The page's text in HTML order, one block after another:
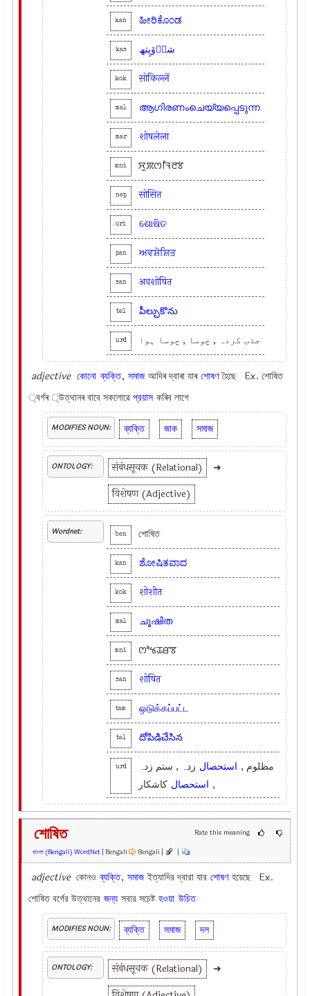
kan ಹೀರಿಕೊಂಡ
kas شرٛوٚپِتھ
kok सोकिल्लें
mal ആഗിരണംചെയ്യപ്പെടുന്ന
mar शोषलेला
mni ꯆꯨꯞꯁꯤꯜꯂꯕ
nep सोसित
ori ଶୋଷିତ
pan ਅਵਸ਼ੋਸ਼ਿਤ
san अवशोषित
tel పీల్చుకొను
urd جذب کردہ , چوسا , چوسا ہوا
adjective কোনো ব্যক্তি, সমাজ আদিৰ দ্বাৰা যাৰশোষণহৈছে Ex.শোষিত
্বর্গৰ ্উত্থানৰ বাবে সকলোৱেপ্রয়াস কৰিব লাগে
MODIFIES NOUN: ব্যক্তি জাক সমাজ
ONTOLOGY: संबंधसूचक (Relational)
➜
विशेषण (Adjective)
Wordnet: ben শোষিত
kan ಶೋಷಿತವಾದ
kok शोशीत
mal ചൂഷിത
mni ꯁꯣꯠꯊꯔꯕ
san शोषित
tam ஒடுக்கப்பட்ட
tel దోపిడిచేసిన
urd مظلوم , استحصال زدہ , ستم زدہ
, استحصال کاشکار
Rate this meaning
শোষিত
বাংলা (Bengali) WordNet | Bengali Bengali | |
adjective কোনওব্যক্তি, সমাজইত্যাদির দ্বারা যার শোষণ হয়েছে Ex.
শোষিত বর্গের উত্থানের জন্য সবার সচেষ্টহওয়া উচিত
MODIFIES NOUN: ব্যক্তি সমাজ দল
ONTOLOGY: संबंधसूचक (Relational)
➜